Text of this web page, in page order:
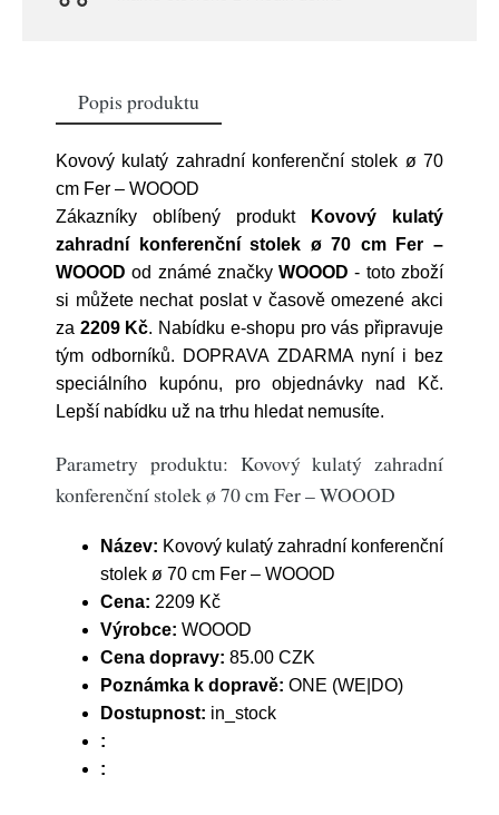
Popis produktu
Kovový kulatý zahradní konferenční stolek ø 70
cm Fer – WOOOD
Zákazníky oblíbený produkt
Kovový kulatý
zahradní konferenční stolek ø 70 cm Fer –
WOOOD od známé značkyWOOOD - toto zboží
si můžete nechat poslat v časově omezené akci
za 2209 Kč. Nabídku e-shopu pro vás připravuje
tým odborníků. DOPRAVA ZDARMA nyní i bez
speciálního kupónu, pro objednávky nad Kč.
Lepší nabídku už na trhu hledat nemusíte.
Parametry produktu: Kovový kulatý zahradní
konferenční stolek ø 70 cm Fer – WOOOD
Název: Kovový kulatý zahradní konferenční
stolek ø 70 cm Fer – WOOOD
Cena: 2209 Kč
Výrobce: WOOOD
Cena dopravy: 85.00 CZK
Poznámka k dopravě: ONE (WE|DO)
Dostupnost: in_stock
:
: